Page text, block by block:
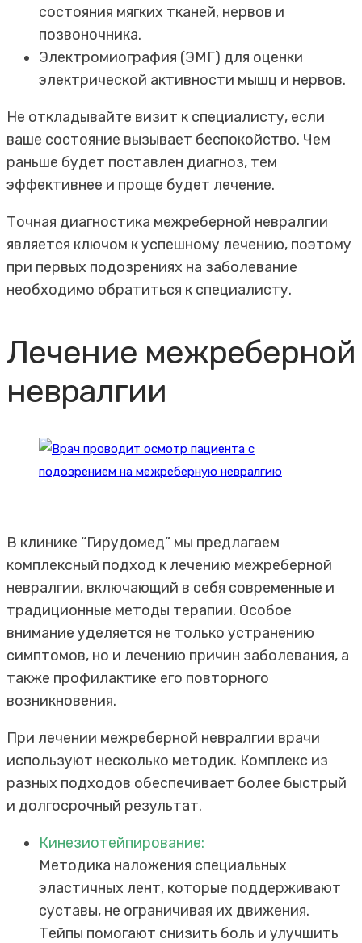
состояния мягких тканей, нервов и
позвоночника.
Электромиография (ЭМГ) для оценки
электрической активности мышц и нервов.
Не откладывайте визит к специалисту, если
ваше состояние вызывает беспокойство. Чем
раньше будет поставлен диагноз, тем
эффективнее и проще будет лечение.
Точная диагностика межреберной невралгии
является ключом к успешному лечению, поэтому
при первых подозрениях на заболевание
необходимо обратиться к специалисту.
Лечение межреберной
невралгии
В клинике “Гирудомед” мы предлагаем
комплексный подход к лечению межреберной
невралгии, включающий в себя современные и
традиционные методы терапии. Особое
внимание уделяется не только устранению
симптомов, но и лечению причин заболевания, а
также профилактике его повторного
возникновения.
При лечении межреберной невралгии врачи
используют несколько методик. Комплекс из
разных подходов обеспечивает более быстрый
и долгосрочный результат.
Кинезиотейпирование:
Методика наложения специальных
эластичных лент, которые поддерживают
суставы, не ограничивая их движения.
Тейпы помогают снизить боль и улучшить